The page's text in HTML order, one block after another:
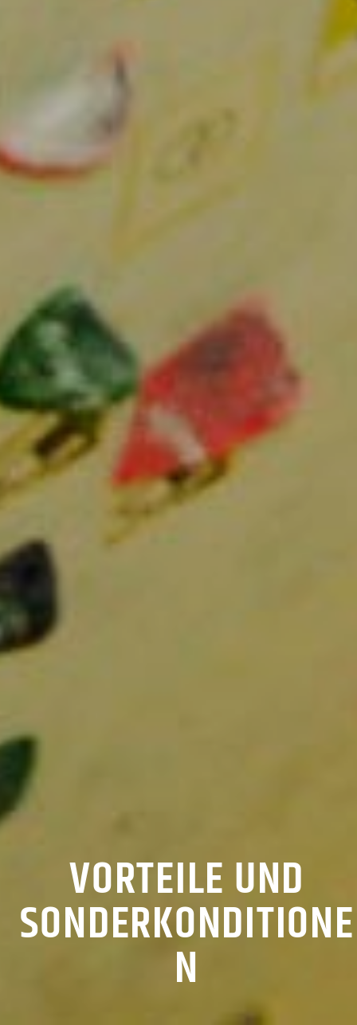
VORTEILE UND
SONDERKONDITIONE
N